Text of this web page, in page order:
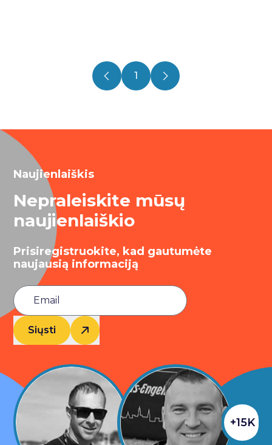
1
Naujienlaiškis
Nepraleiskite mūsų
naujienlaiškio
Prisiregistruokite, kad gautumėte
naujausią informaciją
Siųsti
+15K